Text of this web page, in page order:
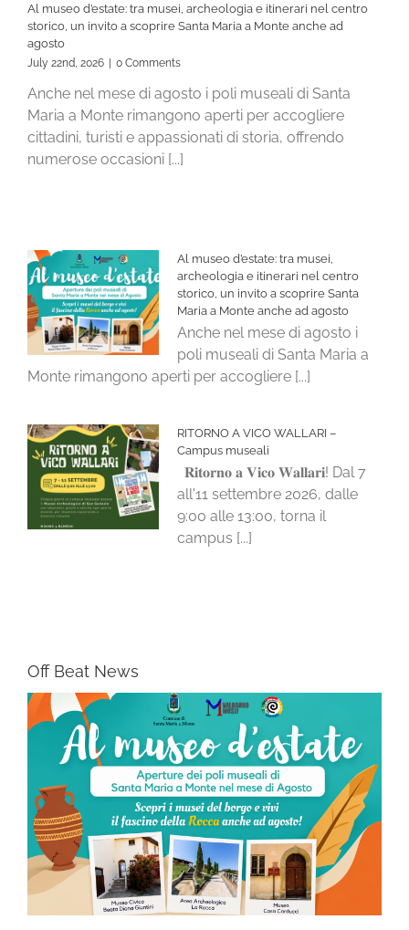
Al museo d’estate: tra musei, archeologia e itinerari nel centro
storico, un invito a scoprire Santa Maria a Monte anche ad
agosto
July 22nd, 2026 | 0 Comments
Anche nel mese di agosto i poli museali di Santa
Maria a Monte rimangono aperti per accogliere
cittadini, turisti e appassionati di storia, offrendo
numerose occasioni [...]
Al museo d’estate: tra musei,
archeologia e itinerari nel centro
storico, un invito a scoprire Santa
Maria a Monte anche ad agosto
Anche nel mese di agosto i
poli museali di Santa Maria a
Monte rimangono aperti per accogliere [...]
RITORNO A VICO WALLARI –
Campus museali
𝐑𝐢𝐭𝐨𝐫𝐧𝐨 𝐚 𝐕𝐢𝐜𝐨 𝐖𝐚𝐥𝐥𝐚𝐫𝐢! Dal 7
all'11 settembre 2026, dalle
9:00 alle 13:00, torna il
campus [...]
Off Beat News